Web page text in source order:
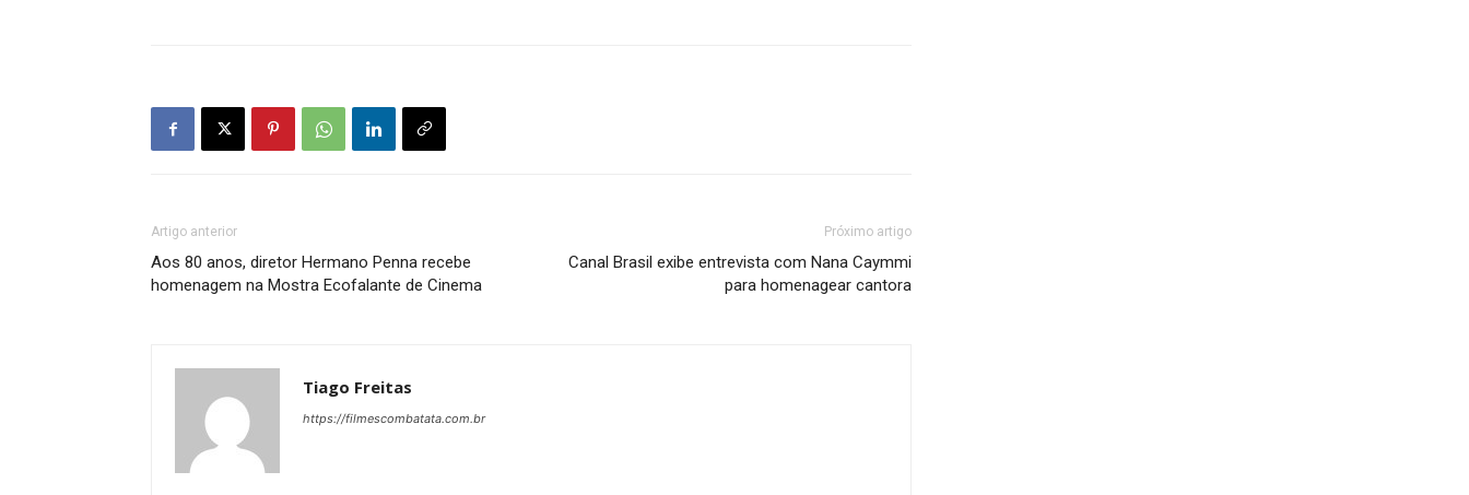
Artigo anterior
Aos 80 anos, diretor Hermano Penna recebe
homenagem na Mostra Ecofalante de Cinema
Próximo artigo
Canal Brasil exibe entrevista com Nana Caymmi
para homenagear cantora
Tiago Freitas
https://filmescombatata.com.br